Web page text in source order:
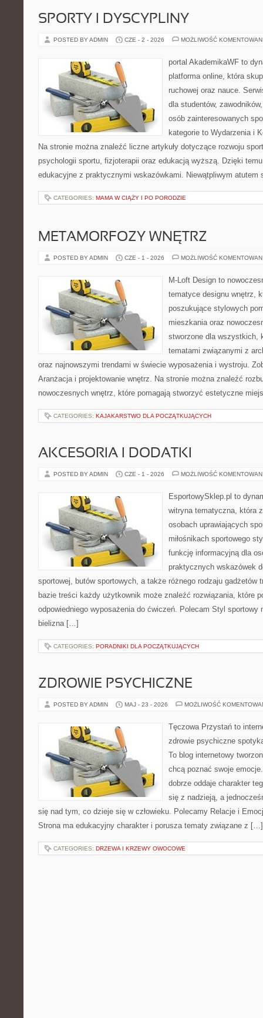
SPORTY I DYSCYPLINY
POSTED BY ADMIN CZE - 2 - 2026 MOŻLIWOŚĆ
portal AkademikaWF to
platforma online, która
ruchowej oraz nauce.
dla studentów,
osób zainteresowanych
kategorie to Wydarzenia i
Na stronie można znaleźć liczne artykuły dotyczące rozwoju
psychologii sportu, fizjoterapii oraz edukacją wyższą. Dzięki
edukacyjne z praktycznymi wskazówkami. Niewątpliwym
CATEGORIES: MAMA W CIĄŻY I PO PORODZIE
METAMORFOZY WNĘTRZ
POSTED BY ADMIN CZE - 1 - 2026 MOŻLIWOŚĆ
M-Loft Design to
tematyce designu wnętrz,
poszukujące stylowych
mieszkania oraz
stworzone dla wszystkich,
tematami związanymi z
oraz najnowszymi trendami w świecie wyposażenia i wystroju.
Aranżacja i projektowanie wnętrz. Na stronie można znaleźć
nowoczesnych wnętrz, które pomagają stworzyć estetyczne
CATEGORIES: KAJAKARSTWO DLA POCZĄTKUJĄCYCH
AKCESORIA I DODATKI
POSTED BY ADMIN CZE - 1 - 2026 MOŻLIWOŚĆ
EsportowySklep.pl to
witryna tematyczna, która
osobach uprawiających
miłośnikach sportowego
funkcję informacyjną dla
praktycznych wskazówek
sportowej, butów sportowych, a także różnego rodzaju gadżetów
bazie treści każdy użytkownik może znaleźć rozwiązania, które
odpowiedniego wyposażenia do ćwiczeń. Polecam Styl sportowy
bielizna […]
CATEGORIES: PORADNIKI DLA POCZĄTKUJĄCYCH
ZDROWIE PSYCHICZNE
POSTED BY ADMIN MAJ - 23 - 2026 MOŻLIWOŚĆ
Tęczowa Przystań to
zdrowie psychiczne
To blog internetowy
chcą poznać swoje
dobrze oddaje charakter
się z nadzieją, a
się nad tym, co dzieje się w człowieku. Polecamy Relacje i
Strona ma edukacyjny charakter i porusza tematy związane z […]
CATEGORIES: DRZEWA I KRZEWY OWOCOWE